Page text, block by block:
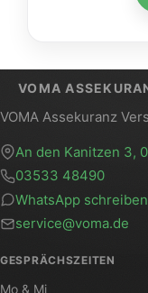
VOMA
VOMA Assekuranz
An den Kanitzen 3,
03533 48490
WhatsApp schreiben
service@voma.de
GESPRÄCHSZEITEN
Mo & Mi